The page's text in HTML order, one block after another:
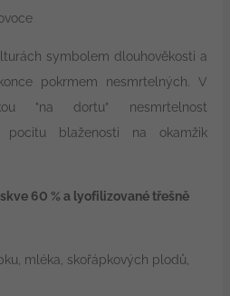
symbolem dlouhověkosti a
pokrmem nesmrtelných. V
"na dortu" nesmrtelnost
pocitu blaženosti na okamžik
60 % a lyofilizované třešně
mléka, skořápkových plodů,